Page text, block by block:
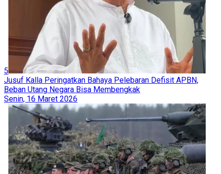
5
Jusuf Kalla Peringatkan Bahaya Pelebaran Defisit APBN,
Beban Utang Negara Bisa Membengkak
Senin, 16 Maret 2026